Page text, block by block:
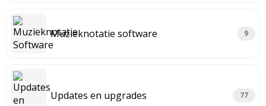
Muzieknotatie software 9
Updates en upgrades 77